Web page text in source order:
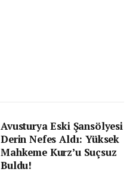
Avusturya Eski Şansölyesi
Derin Nefes Aldı: Yüksek
Mahkeme Kurz’u Suçsuz
Buldu!